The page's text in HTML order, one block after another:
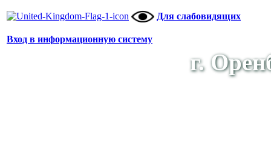
Для слабовидящих
Вход в информационную систему
г.